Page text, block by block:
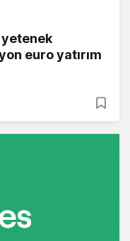
euro yatırım